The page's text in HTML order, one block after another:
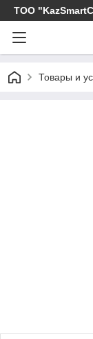
ТОО
Товары и